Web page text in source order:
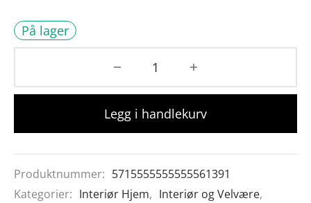
På lager
Legg i handlekurv
Produktnummer: 5715555555555561391
Kategorier: Interiør Hjem, Interiør og Velvære,